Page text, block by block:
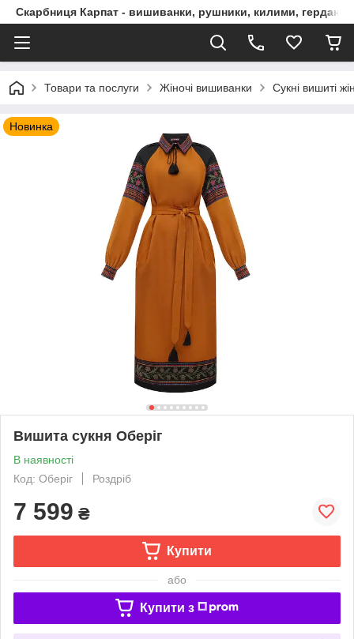
Скарбниця Карпат - вишиванки, рушники, килими, гердани,
Товари та послуги Жіночі вишиванки Сукні вишиті
Новинка
Вишита сукня Оберіг
В наявності
Код: Оберіг
Роздріб
7 599 ₴
Купити
або
Купити з